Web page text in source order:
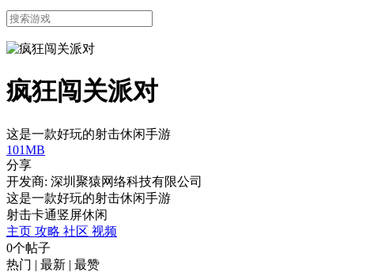
疯狂闯关派对
这是一款好玩的射击休闲手游
101MB
分享
开发商: 深圳聚猿网络科技有限公司
这是一款好玩的射击休闲手游
射击卡通竖屏休闲
主页 攻略 社区 视频
0个帖子
热门 | 最新 | 最赞